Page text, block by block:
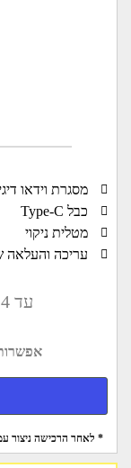
מסגרת וידאו
כבל Type-C
מטלית ניקוי
עריכה והעלאה של עד 100
עד 4 ימי משלוח
* לאחר הרכישה ניצור